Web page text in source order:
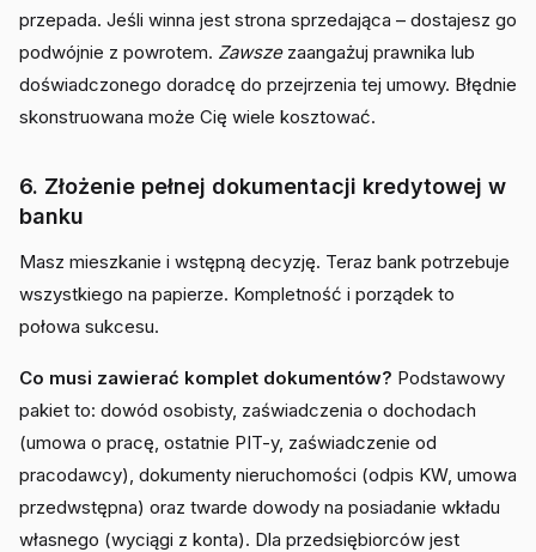
przepada. Jeśli winna jest strona sprzedająca – dostajesz go
podwójnie z powrotem. Zawszezaangażuj prawnika lub
doświadczonego doradcę do przejrzenia tej umowy. Błędnie
skonstruowana może Cię wiele kosztować.
6. Złożenie pełnej dokumentacji kredytowej w
banku
Masz mieszkanie i wstępną decyzję. Teraz bank potrzebuje
wszystkiego na papierze. Kompletność i porządek to
połowa sukcesu.
Co musi zawierać komplet dokumentów? Podstawowy
pakiet to: dowód osobisty, zaświadczenia o dochodach
(umowa o pracę, ostatnie PIT-y, zaświadczenie od
pracodawcy), dokumenty nieruchomości (odpis KW, umowa
przedwstępna) oraz twarde dowody na posiadanie wkładu
własnego (wyciągi z konta). Dla przedsiębiorców jest